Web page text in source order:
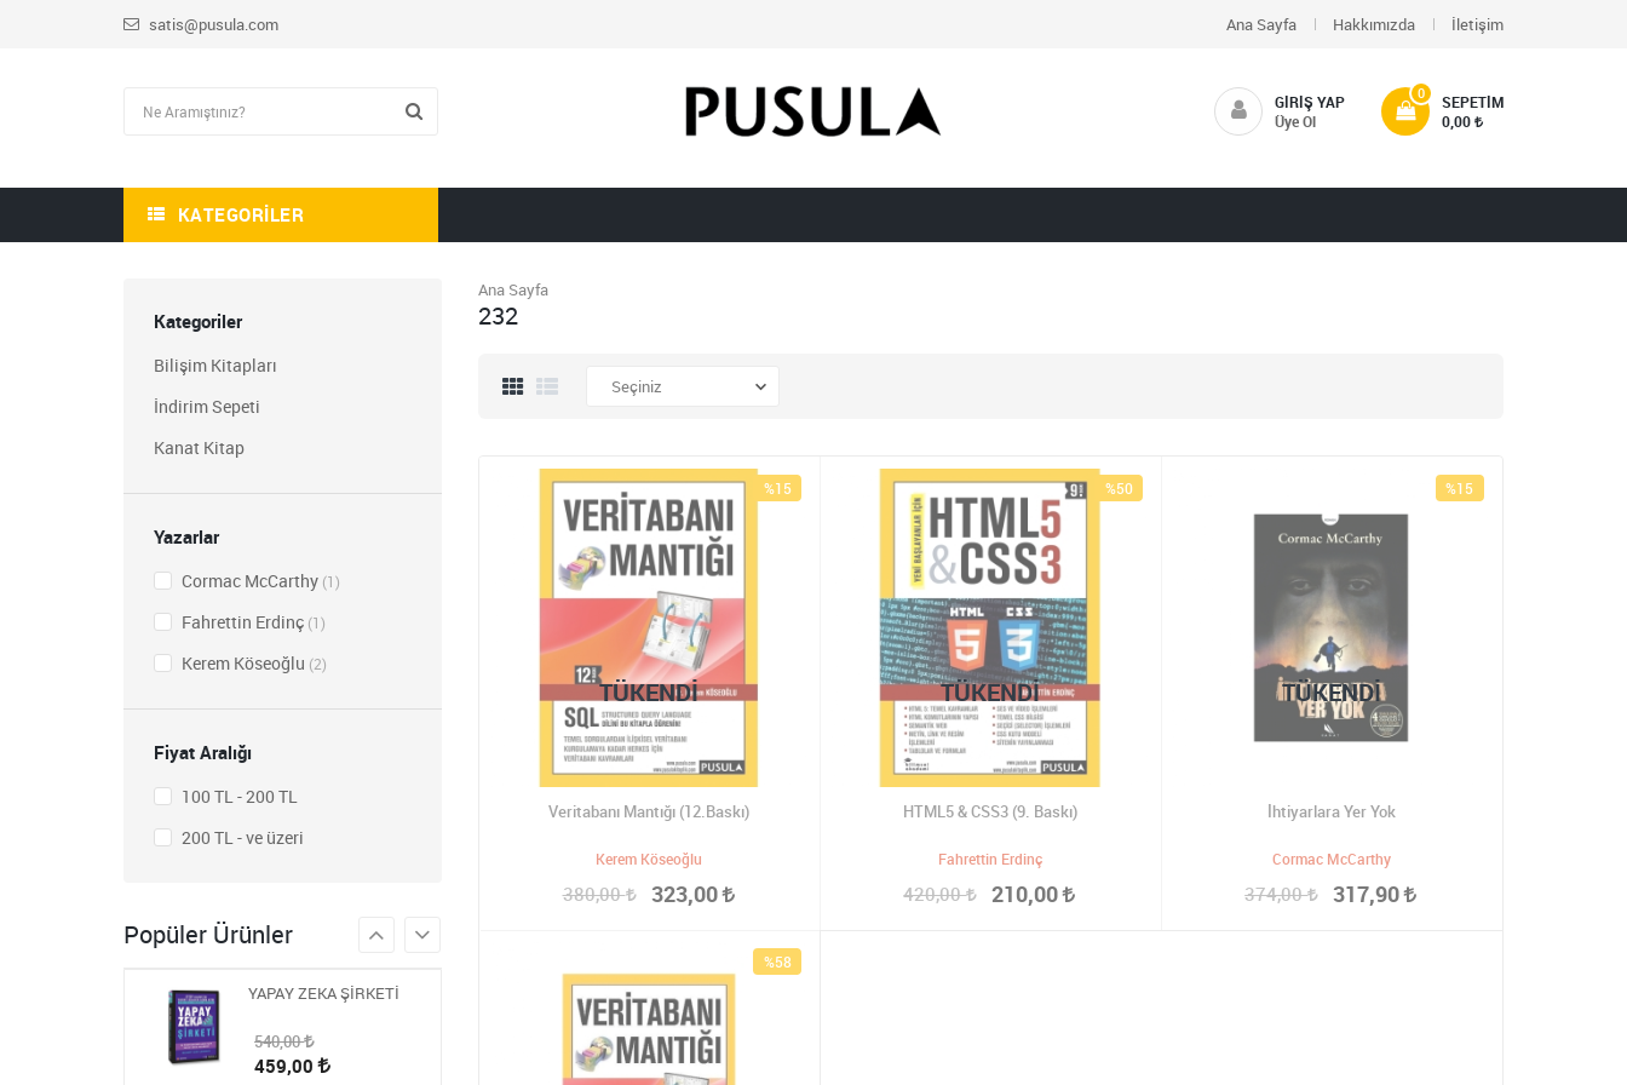
satis@pusula.com Ana Sayfa Hakkımızda İletişim
SEPETIM
0
0,00
GIRIŞ YAP
Üye Ol
KATEGORILER
Kategoriler
Bilişim Kitapları
İndirim Sepeti
Kanat Kitap
Yazarlar
Cormac McCarthy (1)
Fahrettin Erdinç (1)
Kerem Köseoğlu (2)
Fiyat Aralığı
100 TL - 200 TL
200 TL - ve üzeri
Popüler Ürünler
HİKAYE-ROMAN-ANI
OKUMA SETİ
723,60
STEM ÖĞRETMEN
1.430,00
986,00
394,40
YAPAY ZEKA ŞİRKETİ
540,00
459,00
Ana Sayfa
232
Veritabanı Mantığı (12.Baskı)
Kerem Köseoğlu
380,00 323,00
%15
TÜKENDI
HTML5 & CSS3 (9. Baskı)
Fahrettin Erdinç
420,00 210,00
%50
TÜKENDI
İhtiyarlara Yer Yok
Cormac McCarthy
374,00 317,90
%15
TÜKENDI
%58